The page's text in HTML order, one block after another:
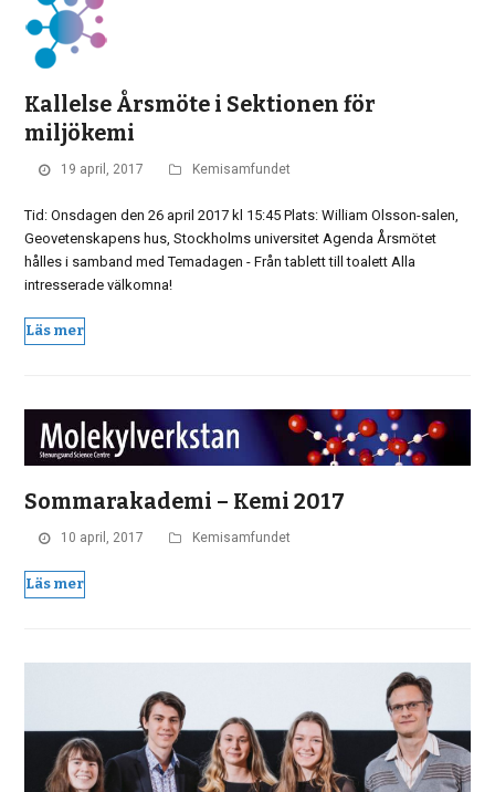
Kallelse Årsmöte i Sektionen för
miljökemi
19 april, 2017 Kemisamfundet
Tid: Onsdagen den 26 april 2017 kl 15:45 Plats: William Olsson-salen,
Geovetenskapens hus, Stockholms universitet Agenda Årsmötet
hålles i samband med Temadagen - Från tablett till toalett Alla
intresserade välkomna!
Läs mer
Sommarakademi – Kemi 2017
10 april, 2017 Kemisamfundet
Läs mer